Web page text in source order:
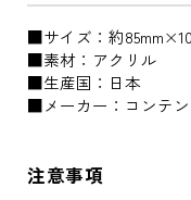
■サイズ：約
■素材：アクリル
■生産国：日本
■メーカー：コンテ
注意事項